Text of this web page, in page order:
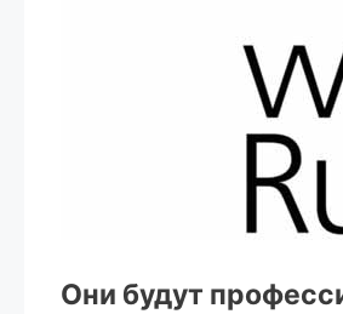
Они будут